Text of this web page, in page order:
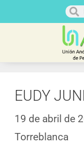
EUDY
19 de abril de
Torreblanca